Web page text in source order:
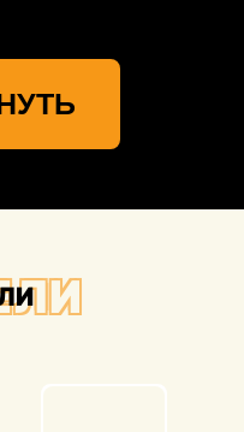
Себринг) –
технологии для
мельчайшие